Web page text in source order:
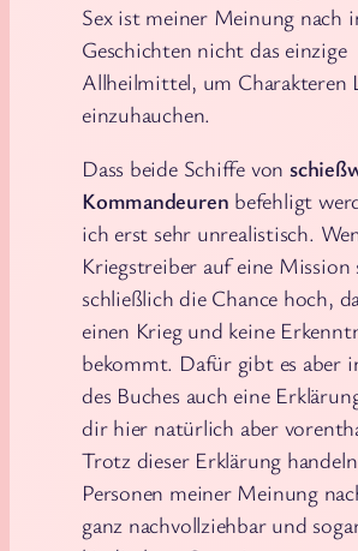
Sex ist meiner Meinung nach
Geschichten nicht das einzige
Allheilmittel, um Charakteren
einzuhauchen.
Dass beide Schiffe von
Kommandeuren befehligt
ich erst sehr unrealistisch.
Kriegstreiber auf eine
schließlich die Chance hoch,
einen Krieg und keine
bekommt. Dafür gibt es aber
des Buches auch eine
dir hier natürlich aber
Trotz dieser Erklärung
Personen meiner Meinung
ganz nachvollziehbar und